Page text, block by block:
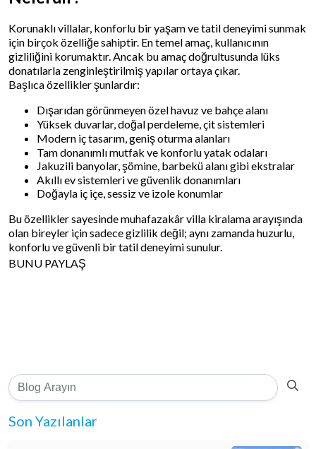
Korunaklı villalar, konforlu bir yaşam ve tatil deneyimi sunmak
için birçok özelliğe sahiptir. En temel amaç, kullanıcının
gizliliğini korumaktır. Ancak bu amaç doğrultusunda lüks
donatılarla zenginleştirilmiş yapılar ortaya çıkar.
Başlıca özellikler şunlardır:
Dışarıdan görünmeyen özel havuz ve bahçe alanı
Yüksek duvarlar, doğal perdeleme, çit sistemleri
Modern iç tasarım, geniş oturma alanları
Tam donanımlı mutfak ve konforlu yatak odaları
Jakuzili banyolar, şömine, barbekü alanı gibi ekstralar
Akıllı ev sistemleri ve güvenlik donanımları
Doğayla iç içe, sessiz ve izole konumlar
Bu özellikler sayesinde muhafazakâr villa kiralama arayışında
olan bireyler için sadece gizlilik değil; aynı zamanda huzurlu,
konforlu ve güvenli bir tatil deneyimi sunulur.
BUNU PAYLAŞ
Son Yazılanlar